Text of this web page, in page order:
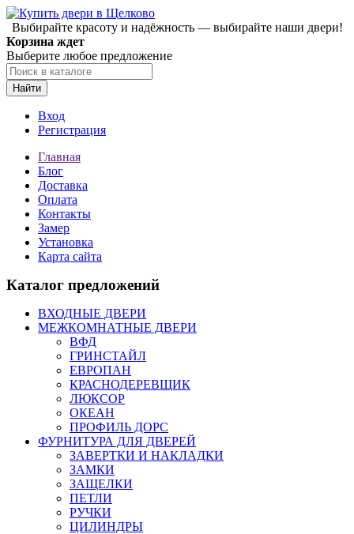
Выбирайте красоту и надёжность — выбирайте наши двери!
Корзина ждет
Выберите любое предложение
Найти
Вход
Регистрация
Главная
Блог
Доставка
Оплата
Контакты
Замер
Установка
Карта сайта
Каталог предложений
ВХОДНЫЕ ДВЕРИ
МЕЖКОМНАТНЫЕ ДВЕРИ
ВФД
ГРИНСТАЙЛ
ЕВРОПАН
КРАСНОДЕРЕВЩИК
ЛЮКСОР
ОКЕАН
ПРОФИЛЬ ДОРС
ФУРНИТУРА ДЛЯ ДВЕРЕЙ
ЗАВЕРТКИ И НАКЛАДКИ
ЗАМКИ
ЗАЩЕЛКИ
ПЕТЛИ
РУЧКИ
ЦИЛИНДРЫ